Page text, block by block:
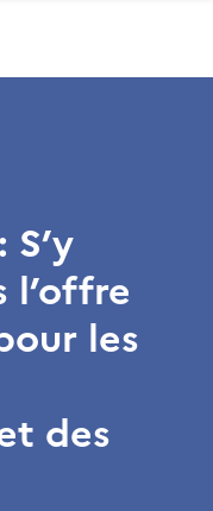
l’offre
les
des